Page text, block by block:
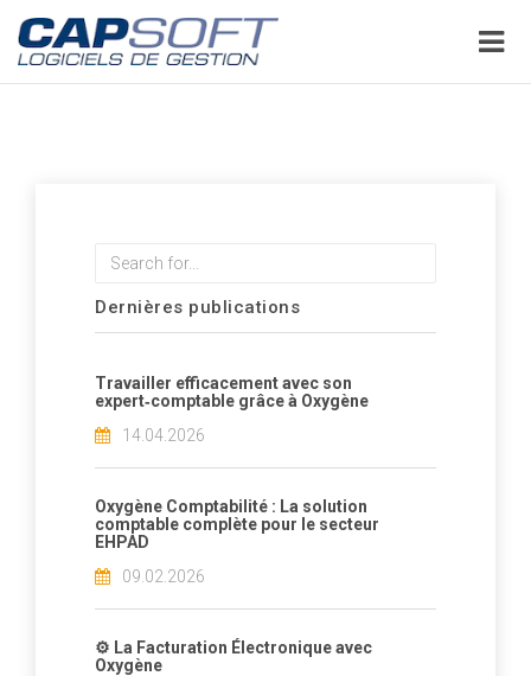
au
contenu
Rechercher
Dernières publications
Travailler efficacement avec son
expert‑comptable grâce à Oxygène
14.04.2026
Oxygène Comptabilité : La solution
comptable complète pour le secteur
EHPAD
09.02.2026
⚙️ La Facturation Électronique avec
Oxygène